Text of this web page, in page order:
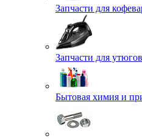
Запчасти для
Запчасти для утюгов
Бытовая химия и